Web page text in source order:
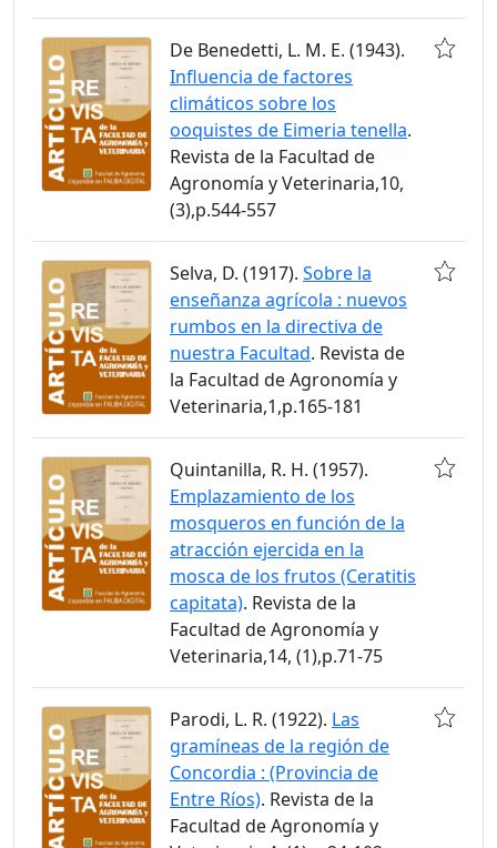
De Benedetti, L. M. E. (1943).
Influencia de factores
climáticos sobre los
ooquistes de Eimeria tenella.
Revista de la Facultad de
Agronomía y Veterinaria,10,
(3),p.544-557
Selva, D. (1917). Sobre la
enseñanza agrícola : nuevos
rumbos en la directiva de
nuestra Facultad. Revista de
la Facultad de Agronomía y
Veterinaria,1,p.165-181
Quintanilla, R. H. (1957).
Emplazamiento de los
mosqueros en función de la
atracción ejercida en la
mosca de los frutos (Ceratitis
capitata). Revista de la
Facultad de Agronomía y
Veterinaria,14, (1),p.71-75
Parodi, L. R. (1922). Las
gramíneas de la región de
Concordia : (Provincia de
Entre Ríos). Revista de la
Facultad de Agronomía y